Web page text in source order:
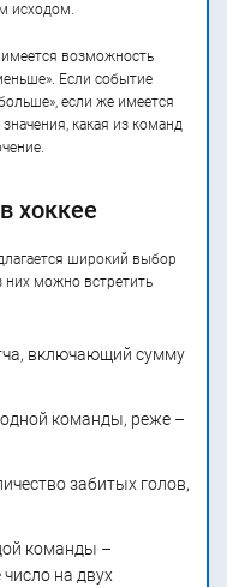
исходом.
возможность
Если событие
если же имеется
какая из команд
хоккее
широкий выбор
них можно встретить
включающий сумму
команды, реже –
забитых голов,
команды –
на двух